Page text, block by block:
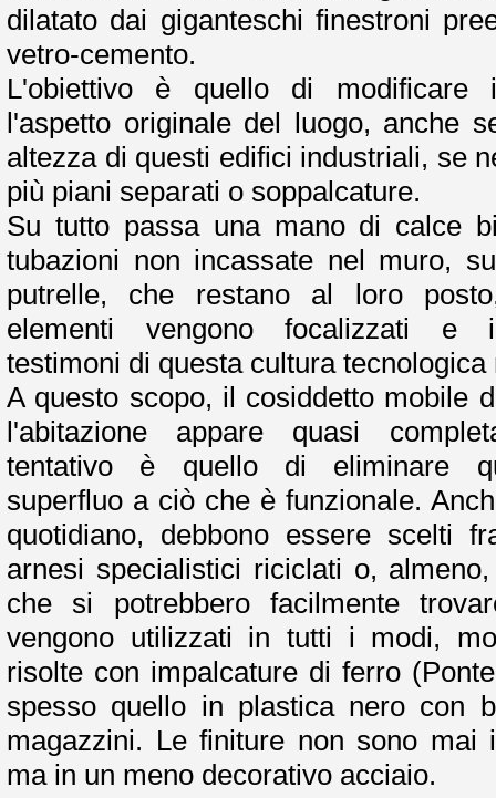
dilatato dai giganteschi finestroni
vetro-cemento.
L'obiettivo è quello di modificare
l'aspetto originale del luogo, anche
altezza di questi edifici industriali, se
più piani separati o soppalcature.
Su tutto passa una mano di calce
tubazioni non incassate nel muro,
putrelle, che restano al loro
elementi vengono focalizzati e
testimoni di questa cultura tecnologica
A questo scopo, il cosiddetto mobile
l'abitazione appare quasi
tentativo è quello di eliminare
superfluo a ciò che è funzionale.
quotidiano, debbono essere scelti
arnesi specialistici riciclati o,
che si potrebbero facilmente
vengono utilizzati in tutti i modi,
risolte con impalcature di ferro
spesso quello in plastica nero con
magazzini. Le finiture non sono mai
ma in un meno decorativo acciaio.